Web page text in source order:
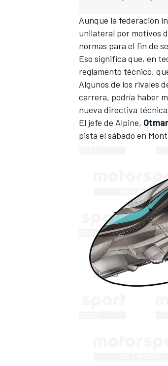
MÁS CATEGORÍAS
Aunque la federación
unilateral por motivos
normas para el fin de
Eso significa que, en
reglamento técnico,
Algunos de los rivales
carrera, podría haber
nueva directiva
El jefe de Alpine,
pista el sábado en